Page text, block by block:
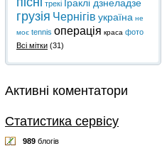
трекі Іраклі дзнеладзе
грузія Чернігів україна не
моє tennis операція краса фото
Всі мітки (31)
Активні коментатори
Статистика сервісу
989 блогів